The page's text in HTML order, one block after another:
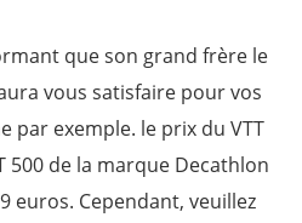
que son grand frère le
vous satisfaire pour vos
par exemple. le prix du VTT
500 de la marque Decathlon
euros. Cependant, veuillez